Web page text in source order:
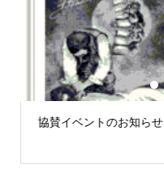
協賛イベントのお知らせ
1